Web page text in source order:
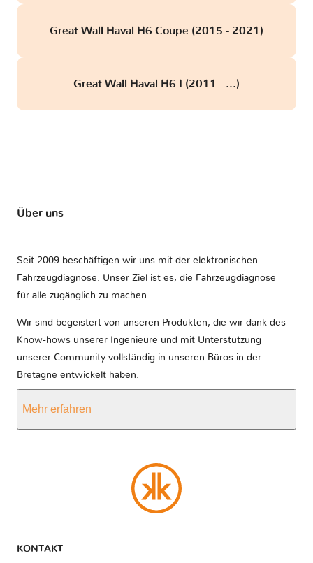
Great Wall Haval H6 Coupe (2015 - 2021)
Great Wall Haval H6 I (2011 - ...)
Über uns
Seit 2009 beschäftigen wir uns mit der elektronischen
Fahrzeugdiagnose. Unser Ziel ist es, die Fahrzeugdiagnose
für alle zugänglich zu machen.
Wir sind begeistert von unseren Produkten, die wir dank des
Know-hows unserer Ingenieure und mit Unterstützung
unserer Community vollständig in unseren Büros in der
Bretagne entwickelt haben.
Mehr erfahren
KONTAKT